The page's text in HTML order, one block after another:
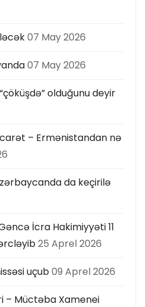
07 May 2026
07 May 2026
olduğunu deyir
– Ermənistandan nə
da keçirilə
İcra Hakimiyyəti 11
25 Aprel 2026
uçub09 Aprel 2026
– Müctəba Xamenei